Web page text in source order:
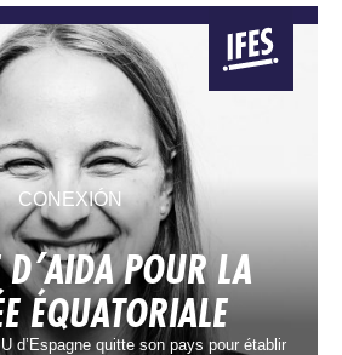
CONEXIÓN
D’AIDA POUR LA
ÉQUATORIALE
d’Espagne quitte son pays pour établir